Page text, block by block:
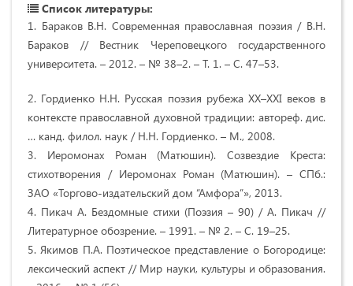
Список литературы:
1. Бараков В.Н. Современная православная поэзия / В.Н.
Бараков // Вестник Череповецкого государственного
университета. – 2012. – № 38–2. – Т. 1. – С. 47–53.
2. Гордиенко Н.Н. Русская поэзия рубежа XX–XXI веков в
контексте православной духовной традиции: автореф. дис.
… канд. филол. наук / Н.Н. Гордиенко. – М., 2008.
3. Иеромонах Роман (Матюшин). Созвездие Креста:
стихотворения / Иеромонах Роман (Матюшин). – СПб.:
ЗАО «Торгово-издательский дом “Амфора”», 2013.
4. Пикач А. Бездомные стихи (Поэзия – 90) / А. Пикач //
Литературное обозрение. – 1991. – № 2. – С. 19–25.
5. Якимов П.А. Поэтическое представление о Богородице:
лексический аспект // Мир науки, культуры и образования.